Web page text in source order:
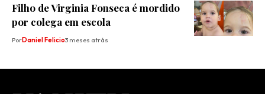
Filho de Virginia Fonseca é mordido
por colega em escola
PorDaniel Felicio3 meses atrás